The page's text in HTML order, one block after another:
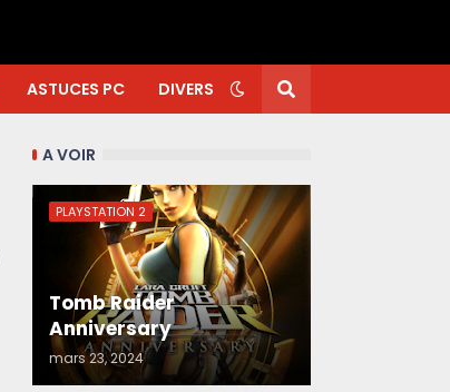
ASTUCES PC DIVERS
A VOIR
PLAYSTATION 2
Tomb Raider
Anniversary
mars 23, 2024